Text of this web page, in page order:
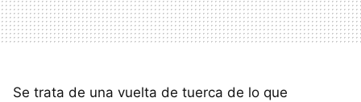
Se trata de una vuelta de tuerca de lo que